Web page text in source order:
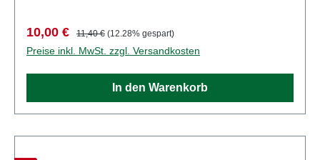
Hersteller: MertenArtikelnummer: 2949Stückzahl:
Set aus mehreren TeilenEAN:
4041032000534Produktart: FigurenSpur:
H0Maßstab: 1:87Altersempfehlung: ab 14 Jahren
Verkaufspreis:
10,00 € Regulärer Preis:
11,40 € (12.28% gespart)
Preise inkl. MwSt. zzgl. Versandkosten
In den Warenkorb